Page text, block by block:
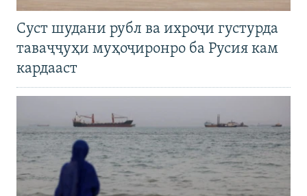
Суст шудани рубл ва ихроҷи густурда
таваҷҷуҳи муҳоҷиронро ба Русия кам
кардааст